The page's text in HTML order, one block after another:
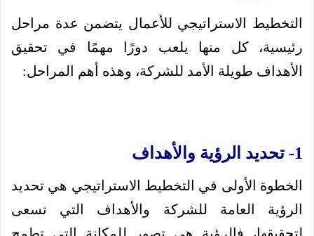
التخطيط الاستراتيجي للأعمال يتضمن عدة مراحل
رئيسية، كل منها يلعب دورًا مهمًا في تحقيق
الأهداف طويلة الأمد للشركة، وهذه أهم المراحل:
1- تحديد الرؤية والأهداف
الخطوة الأولى في التخطيط الاستراتيجي هي تحديد
الرؤية العامة للشركة والأهداف التي تسعى